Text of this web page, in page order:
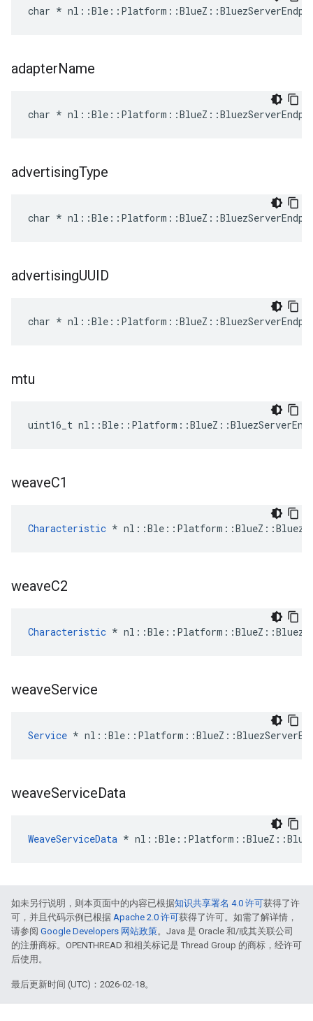
char *
adapterName
char *
advertisingType
char *
advertisingUUID
char *
mtu
uint16_t
weaveC1
Characteristic *
weaveC2
Characteristic *
weaveService
Service *
weaveServiceData
WeaveServiceData *
如未另行说明，则本页面中的内容已根据知识共享署名 4.0 许可获得了许
可，并且代码示例已根据 Apache 2.0 许可获得了许可。如需了解详情，
请参阅 Google Developers 网站政策。Java 是 Oracle 和/或其关联公司
的注册商标。OPENTHREAD 和相关标记是 Thread Group 的商标，经许可
后使用。
最后更新时间 (UTC)：2026-02-18。